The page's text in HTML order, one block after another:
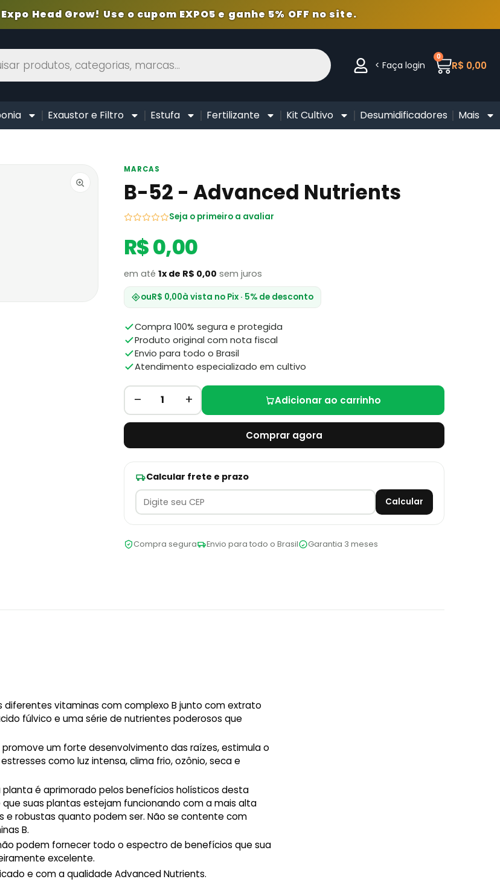
Head Grow! Use o cupom EXPO5 e ganhe 5% OFF no site.
< Faça login R$ 0,00
0
Exaustor e Filtro Estufa Fertilizante Kit Cultivo Desumidificadores Mais
MARCAS
B-52 - Advanced Nutrients
Seja o primeiro a avaliar
R$ 0,00
em até 1x de R$ 0,00 sem juros
ouR$ 0,00à vista no Pix · 5% de desconto
Compra 100% segura e protegida
Produto original com nota fiscal
Envio para todo o Brasil
Atendimento especializado em cultivo
– 1 + Adicionar ao carrinho
Comprar agora
Calcular frete e prazo
Calcular
Compra segura Envio para todo o Brasil Garantia 3 meses
vitaminas com complexo B junto com extrato
fúlvico e uma série de nutrientes poderosos que
um forte desenvolvimento das raízes, estimula o
como luz intensa, clima frio, ozônio, seca e
é aprimorado pelos benefícios holísticos desta
suas plantas estejam funcionando com a mais alta
robustas quanto podem ser. Não se contente com
B.
podem fornecer todo o espectro de benefícios que sua
excelente.
e com a qualidade Advanced Nutrients.